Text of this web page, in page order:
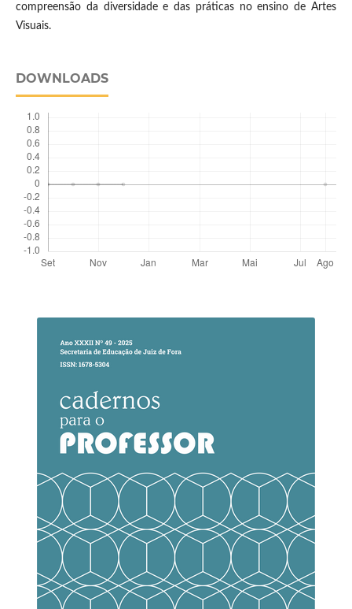
compreensão da diversidade e das práticas no ensino de Artes
Visuais.
DOWNLOADS